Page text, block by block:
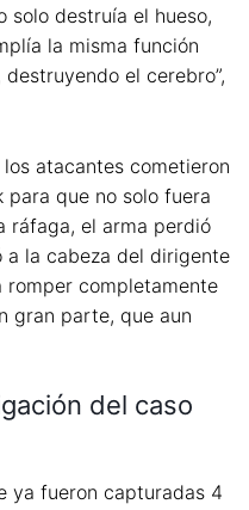
destruía el hueso,
la misma función
el cerebro”,
atacantes cometieron
para que no solo fuera
ráfaga, el arma perdió
a la cabeza del dirigente
completamente
gran parte, que aun
del caso
ya fueron capturadas 4